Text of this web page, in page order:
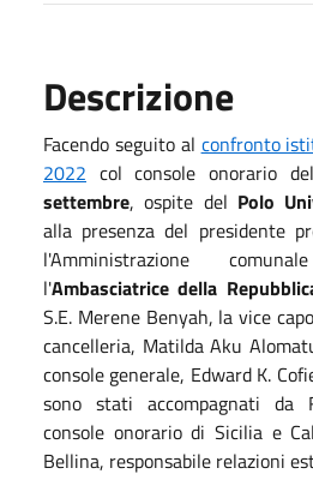
Descrizione
Facendo seguito al confronto
2022 col console onorario
settembre, ospite del Polo
alla presenza del presidente
l'Amministrazione
l'Ambasciatrice della
S.E. Merene Benyah, la vice
cancelleria, Matilda Aku
console generale, Edward K.
sono stati accompagnati da
console onorario di Sicilia e
Bellina, responsabile relazioni